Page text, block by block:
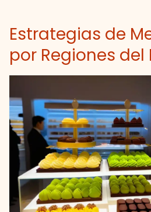
Estrategias de
por Regiones del